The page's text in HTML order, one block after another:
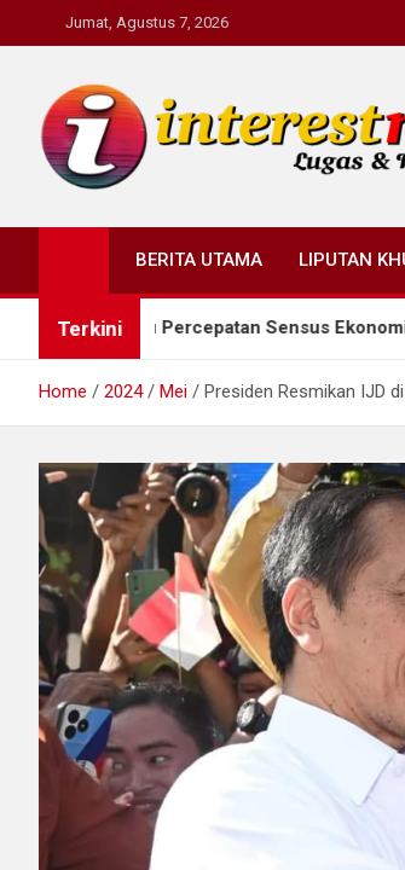
to
Jumat, Agustus 7, 2026
BERITA UTAMA LIPUTAN
Terkini
Percepatan Sensus Ekonomi 2026
Home 2024 Mei Presiden Resmikan IJD